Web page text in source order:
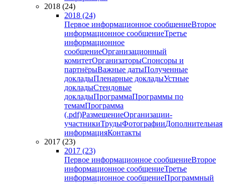
2018 (24)
2018 (24)
Первое информационное сообщениеВторое
информационное сообщениеТретье
информационное
сообщениеОрганизационный
комитетОрганизаторыСпонсоры и
партнёрыВажные датыПолученные
докладыПленарные докладыУстные
докладыСтендовые
докладыПрограммаПрограммы по
темамПрограмма
(.pdf)РазмещениеОрганизации-
участникиТрудыФотографииДополнительная
информацияКонтакты
2017 (23)
2017 (23)
Первое информационное сообщениеВторое
информационное сообщениеТретье
информационное сообщениеПрограммный